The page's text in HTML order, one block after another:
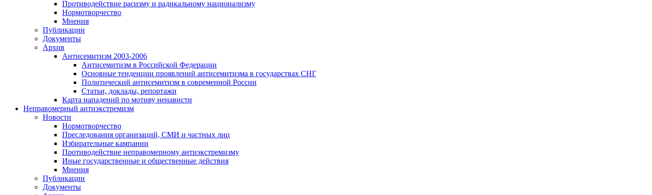
Противодействие расизму и радикальному национализму
Нормотворчество
Мнения
Публикации
Документы
Архив
Антисемитизм 2003-2006
Антисемитизм в Российской Федерации
Основные тенденции проявлений антисемитизма в государствах СНГ
Политический антисемитизм в современной России
Статьи, доклады, репортажи
Карта нападений по мотиву ненависти
Неправомерный антиэкстремизм
Новости
Нормотворчество
Преследования организаций, СМИ и частных лиц
Избирательные кампании
Противодействие неправомерному антиэкстремизму
Иные государственные и общественные действия
Мнения
Публикации
Документы